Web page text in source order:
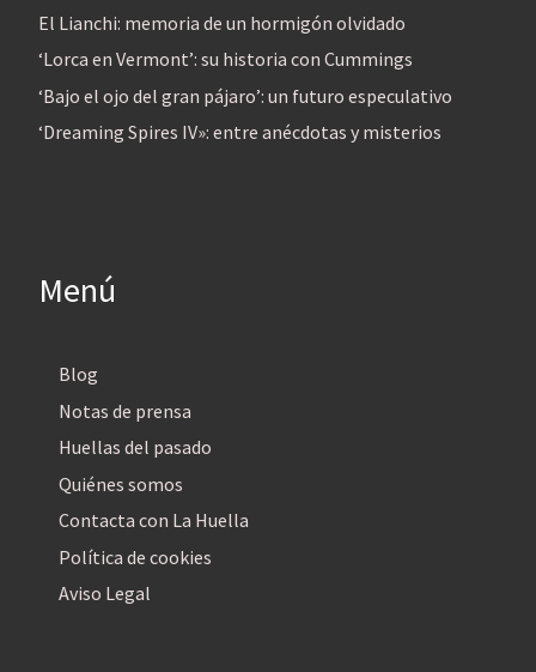
El Lianchi: memoria de un hormigón olvidado
‘Lorca en Vermont’: su historia con Cummings
‘Bajo el ojo del gran pájaro’: un futuro especulativo
‘Dreaming Spires IV»: entre anécdotas y misterios
Menú
Blog
Notas de prensa
Huellas del pasado
Quiénes somos
Contacta con La Huella
Política de cookies
Aviso Legal